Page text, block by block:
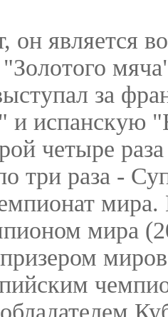
он является
"Золотого
за
испанскую
четыре
три раза -
мира